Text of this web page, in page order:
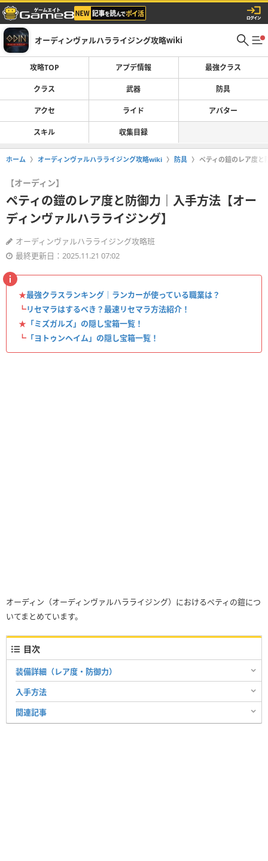
オーディンヴァルハラライジング攻略wiki
攻略TOP アプデ情報 最強クラス
クラス 武器 防具
アクセ ライド アバター
スキル 収集目録
ホーム オーディンヴァルハラライジング攻略wiki 防具 ペティの鎧のレア度と
【オーディン】
ペティの鎧のレア度と防御力｜入手方法【オー
ディンヴァルハラライジング】
オーディンヴァルハラライジング攻略班
最終更新日：2025.11.21 07:02
★最強クラスランキング｜ランカーが使っている職業は？
┗リセマラはするべき？最速リセマラ方法紹介！
★ 「ミズガルズ」の隠し宝箱一覧！
┗ 「ヨトゥンヘイム」の隠し宝箱一覧！
オーディン（オーディンヴァルハラライジング）におけるペティの鎧につ
いてまとめています。
目次
装備詳細（レア度・防御力）
入手方法
関連記事